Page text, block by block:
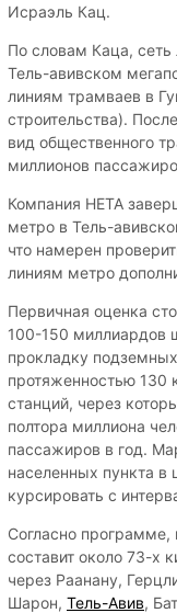
Исраэль Кац.
По словам Каца, сеть
Тель-авивском
линиям трамваев в
строительства).
вид общественного
миллионов
Компания НЕТА
метро в Тель-
что намерен
линиям метро
Первичная оценка
100-150 миллиардов
прокладку
протяженностью 130
станций, через
полтора миллиона
пассажиров в год.
населенных пункта в
курсировать с
Согласно программе,
составит около 73-х
через Раанану,
Шарон, Тель-Авив,